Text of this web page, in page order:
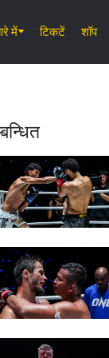
में टिकटें शॉप